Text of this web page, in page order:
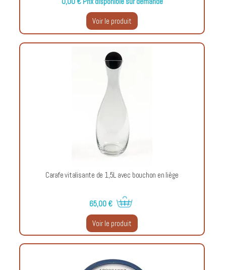
Voir le produit
Carafe vitalisante de 1,5L avec bouchon en liège
65,00 €
Voir le produit